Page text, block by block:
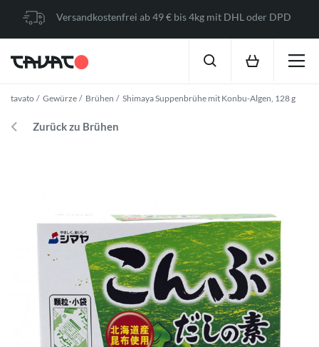
Versandkostenfrei ab 49 € bis 4kg mit DHL oder DPD
tavato Gewürze Brühen Shimaya Suppenbrühe mit Konbu-Algen, 128 g
Zurück zu Brühen